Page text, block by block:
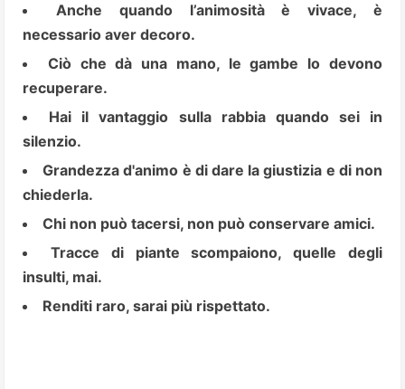
Anche quando l’animosità è vivace, è
necessario aver decoro.
Ciò che dà una mano, le gambe lo devono
recuperare.
Hai il vantaggio sulla rabbia quando sei in
silenzio.
Grandezza d'animo è di dare la giustizia e di non
chiederla.
Chi non può tacersi, non può conservare amici.
Tracce di piante scompaiono, quelle degli
insulti, mai.
Renditi raro, sarai più rispettato.